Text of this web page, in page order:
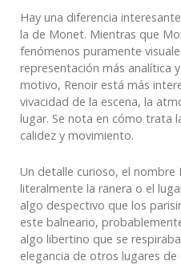
Hay una diferencia
la de Monet. Mientras que
fenómenos puramente
representación más analítica
motivo, Renoir está más
vivacidad de la escena, la
lugar. Se nota en cómo trata
calidez y movimiento.
Un detalle curioso, el nombre
literalmente la ranera o el
algo despectivo que los
este balneario,
algo libertino que se
elegancia de otros lugares de